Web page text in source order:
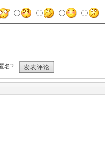
名? 发表评论